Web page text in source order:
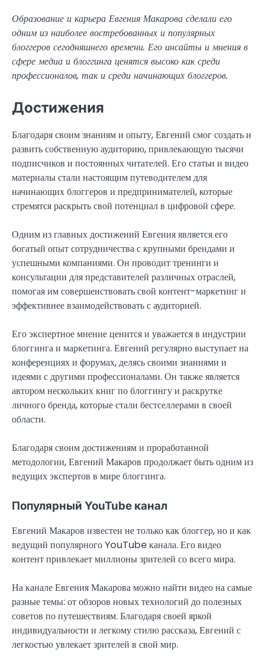
Образование и карьера Евгения Макарова сделали его
одним из наиболее востребованных и популярных
блоггеров сегодняшнего времени. Его инсайты и мнения в
сфере медиа и блоггинга ценятся высоко как среди
профессионалов, так и среди начинающих блоггеров.
Достижения
Благодаря своим знаниям и опыту, Евгений смог создать и
развить собственную аудиторию, привлекающую тысячи
подписчиков и постоянных читателей. Его статьи и видео
материалы стали настоящим путеводителем для
начинающих блоггеров и предпринимателей, которые
стремятся раскрыть свой потенциал в цифровой сфере.
Одним из главных достижений Евгения является его
богатый опыт сотрудничества с крупными брендами и
успешными компаниями. Он проводит тренинги и
консультации для представителей различных отраслей,
помогая им совершенствовать свой контент-маркетинг и
эффективнее взаимодействовать с аудиторией.
Его экспертное мнение ценится и уважается в индустрии
блоггинга и маркетинга. Евгений регулярно выступает на
конференциях и форумах, делясь своими знаниями и
идеями с другими профессионалами. Он также является
автором нескольких книг по блоггингу и раскрутке
личного бренда, которые стали бестселлерами в своей
области.
Благодаря своим достижениям и проработанной
методологии, Евгений Макаров продолжает быть одним из
ведущих экспертов в мире блоггинга.
Популярный YouTube канал
Евгений Макаров известен не только как блоггер, но и как
ведущий популярного YouTube канала. Его видео
контент привлекает миллионы зрителей со всего мира.
На канале Евгения Макарова можно найти видео на самые
разные темы: от обзоров новых технологий до полезных
советов по путешествиям. Благодаря своей яркой
индивидуальности и легкому стилю рассказа, Евгений с
легкостью увлекает зрителей в свой мир.